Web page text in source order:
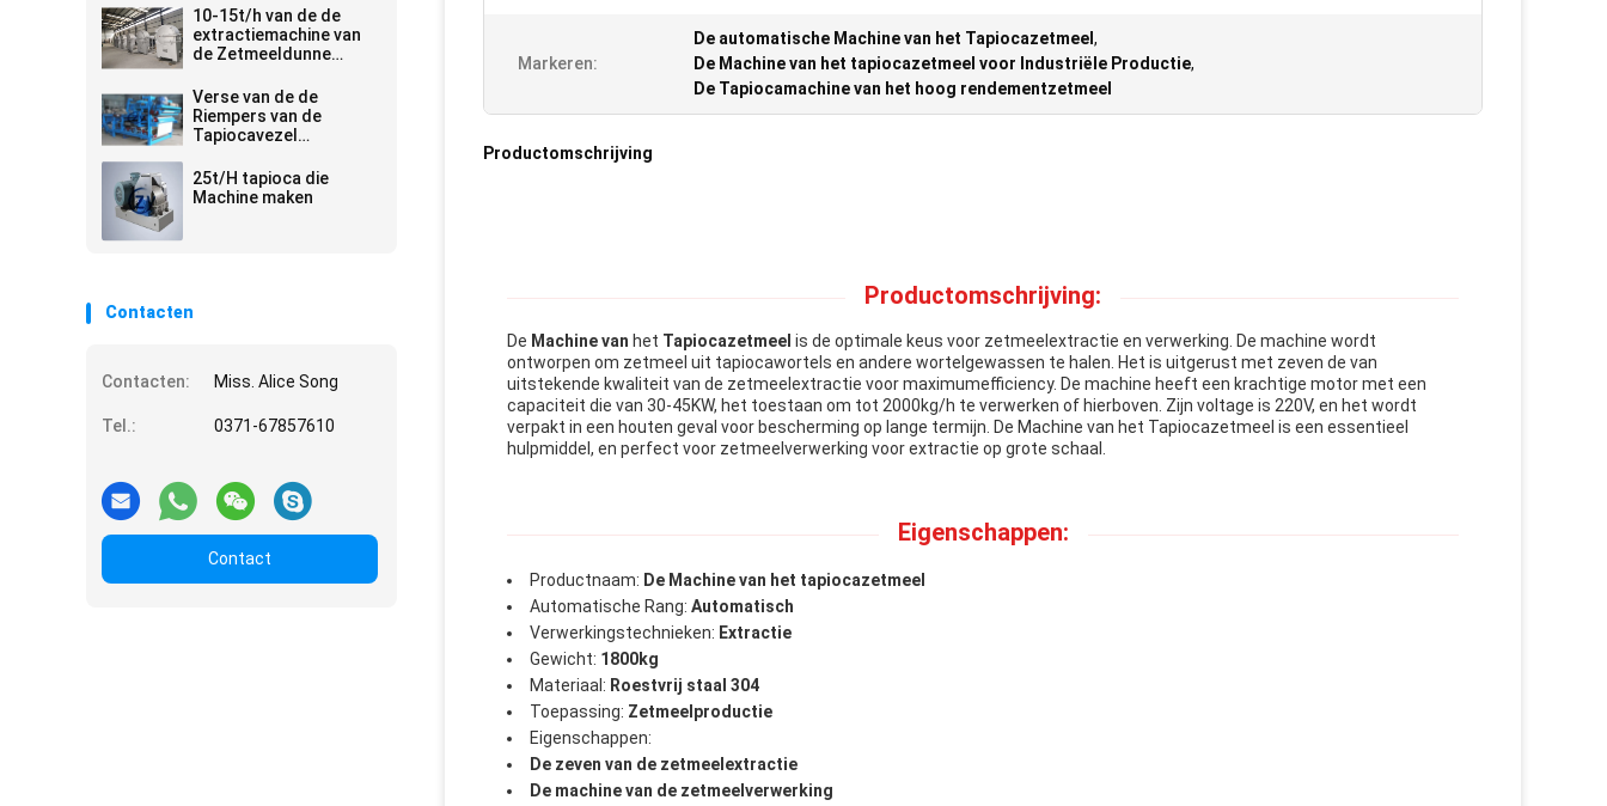
10-15t/h van de de
extractiemachine van
de Zetmeeldunne
Tapiocazetmeel de
verwerkingslijn
Verse van de de
Riempers van de
Tapiocavezel
Machines 10 - 20t/H
380v 50hz
25t/H tapioca die
Machine maken
Contacten
Contacten: Miss. Alice Song
Tel.: 0371-67857610
Contact
Markeren:
De automatische Machine van het Tapiocazetmeel ,
De Machine van het tapiocazetmeel voor Industriële Productie,
De Tapiocamachine van het hoog rendementzetmeel
Productomschrijving
Productomschrijving:
De Machine van het Tapiocazetmeel is de optimale keus voor zetmeelextractie en verwerking. De machine wordt
ontworpen om zetmeel uit tapiocawortels en andere wortelgewassen te halen. Het is uitgerust met zeven de van
uitstekende kwaliteit van de zetmeelextractie voor maximumefficiency. De machine heeft een krachtige motor met een
capaciteit die van 30-45KW, het toestaan om tot 2000kg/h te verwerken of hierboven. Zijn voltage is 220V, en het wordt
verpakt in een houten geval voor bescherming op lange termijn. De Machine van het Tapiocazetmeel is een essentieel
hulpmiddel, en perfect voor zetmeelverwerking voor extractie op grote schaal.
Eigenschappen:
Productnaam: De Machine van het tapiocazetmeel
Automatische Rang: Automatisch
Verwerkingstechnieken: Extractie
Gewicht: 1800kg
Materiaal: Roestvrij staal 304
Toepassing: Zetmeelproductie
Eigenschappen:
De zeven van de zetmeelextractie
De machine van de zetmeelverwerking